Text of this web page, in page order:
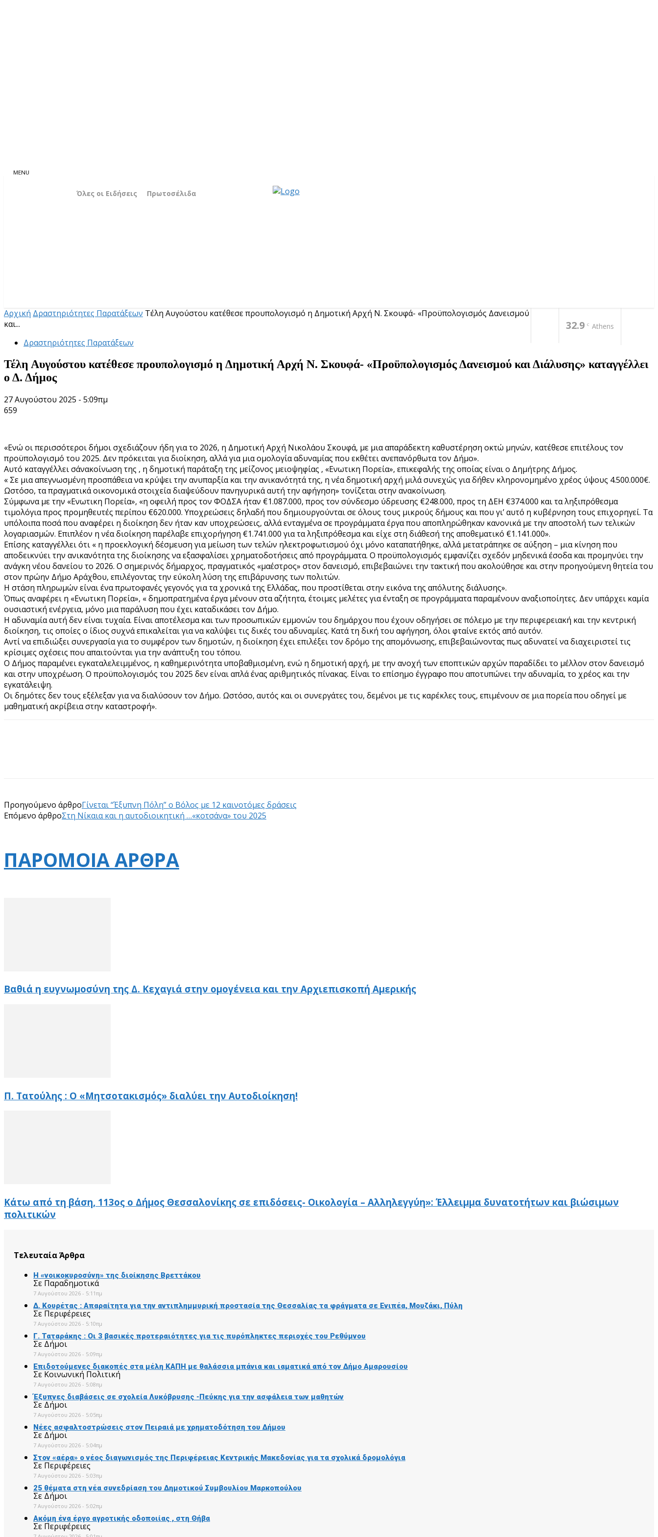
Όλες οι Ειδήσεις Πρωτοσέλιδα
32.9 C Athens
Αρχική Δραστηριότητες Παρατάξεων Τέλη Αυγούστου κατέθεσε προυπολογισμό η Δημοτική Αρχή Ν. Σκουφά- «Προϋπολογισμός Δανεισμού
και...
Δραστηριότητες Παρατάξεων
Τέλη Αυγούστου κατέθεσε προυπολογισμό η Δημοτική Αρχή Ν. Σκουφά- «Προϋπολογισμός Δανεισμού και Διάλυσης» καταγγέλλει
ο Δ. Δήμος
27 Αυγούστου 2025 - 5:09πμ
659
«Ενώ οι περισσότεροι δήμοι σχεδιάζουν ήδη για το 2026, η Δημοτική Αρχή Νικολάου Σκουφά, με μια απαράδεκτη καθυστέρηση οκτώ μηνών, κατέθεσε επιτέλους τον
προϋπολογισμό του 2025. Δεν πρόκειται για διοίκηση, αλλά για μια ομολογία αδυναμίας που εκθέτει ανεπανόρθωτα τον Δήμο».
Αυτό καταγγέλλει σ΄ανακοίνωση της , η δημοτική παράταξη της μείζονος μειοψηφίας , «Ενωτικη Πορεία», επικεφαλής της οποίας είναι ο Δημήτρης Δήμος.
« Σε μια απεγνωσμένη προσπάθεια να κρύψει την ανυπαρξία και την ανικανότητά της, η νέα δημοτική αρχή μιλά συνεχώς για δήθεν κληρονομημένο χρέος ύψους 4.500.000€.
Ωστόσο, τα πραγματικά οικονομικά στοιχεία διαψεύδουν πανηγυρικά αυτή την αφήγηση» τονίζεται στην ανακοίνωση.
Σύμφωνα με την «Ενωτικη Πορεία», «η οφειλή προς τον ΦΟΔΣΑ ήταν €1.087.000, προς τον σύνδεσμο ύδρευσης €248.000, προς τη ΔΕΗ €374.000 και τα ληξιπρόθεσμα
τιμολόγια προς προμηθευτές περίπου €620.000. Υποχρεώσεις δηλαδή που δημιουργούνται σε όλους τους μικρούς δήμους και που γι’ αυτό η κυβέρνηση τους επιχορηγεί. Τα
υπόλοιπα ποσά που αναφέρει η διοίκηση δεν ήταν καν υποχρεώσεις, αλλά ενταγμένα σε προγράμματα έργα που αποπληρώθηκαν κανονικά με την αποστολή των τελικών
λογαριασμών. Επιπλέον η νέα διοίκηση παρέλαβε επιχορήγηση €1.741.000 για τα ληξιπρόθεσμα και είχε στη διάθεσή της αποθεματικό €1.141.000».
Επίσης καταγγέλλει ότι « η προεκλογική δέσμευση για μείωση των τελών ηλεκτροφωτισμού όχι μόνο καταπατήθηκε, αλλά μετατράπηκε σε αύξηση – μια κίνηση που
αποδεικνύει την ανικανότητα της διοίκησης να εξασφαλίσει χρηματοδοτήσεις από προγράμματα. Ο προϋπολογισμός εμφανίζει σχεδόν μηδενικά έσοδα και προμηνύει την
ανάγκη νέου δανείου το 2026. Ο σημερινός δήμαρχος, πραγματικός «μαέστρος» στον δανεισμό, επιβεβαιώνει την τακτική που ακολούθησε και στην προηγούμενη θητεία του
στον πρώην Δήμο Αράχθου, επιλέγοντας την εύκολη λύση της επιβάρυνσης των πολιτών.
Η στάση πληρωμών είναι ένα πρωτοφανές γεγονός για τα χρονικά της Ελλάδας, που προστίθεται στην εικόνα της απόλυτης διάλυσης».
Όπως αναφέρει η «Ενωτικη Πορεία», « δημοπρατημένα έργα μένουν στα αζήτητα, έτοιμες μελέτες για ένταξη σε προγράμματα παραμένουν αναξιοποίητες. Δεν υπάρχει καμία
ουσιαστική ενέργεια, μόνο μια παράλυση που έχει καταδικάσει τον Δήμο.
Η αδυναμία αυτή δεν είναι τυχαία. Είναι αποτέλεσμα και των προσωπικών εμμονών του δημάρχου που έχουν οδηγήσει σε πόλεμο με την περιφερειακή και την κεντρική
διοίκηση, τις οποίες ο ίδιος συχνά επικαλείται για να καλύψει τις δικές του αδυναμίες. Κατά τη δική του αφήγηση, όλοι φταίνε εκτός από αυτόν.
Αντί να επιδιώξει συνεργασία για το συμφέρον των δημοτών, η διοίκηση έχει επιλέξει τον δρόμο της απομόνωσης, επιβεβαιώνοντας πως αδυνατεί να διαχειριστεί τις
κρίσιμες σχέσεις που απαιτούνται για την ανάπτυξη του τόπου.
Ο Δήμος παραμένει εγκαταλελειμμένος, η καθημερινότητα υποβαθμισμένη, ενώ η δημοτική αρχή, με την ανοχή των εποπτικών αρχών παραδίδει το μέλλον στον δανεισμό
και στην υποχρέωση. Ο προϋπολογισμός του 2025 δεν είναι απλά ένας αριθμητικός πίνακας. Είναι το επίσημο έγγραφο που αποτυπώνει την αδυναμία, το χρέος και την
εγκατάλειψη.
Οι δημότες δεν τους εξέλεξαν για να διαλύσουν τον Δήμο. Ωστόσο, αυτός και οι συνεργάτες του, δεμένοι με τις καρέκλες τους, επιμένουν σε μια πορεία που οδηγεί με
μαθηματική ακρίβεια στην καταστροφή».
Προηγούμενο άρθροΓίνεται “Έξυπνη Πόλη” ο Βόλος με 12 καινοτόμες δράσεις
Επόμενο άρθροΣτη Νίκαια και η αυτοδιοικητική …«κοτσάνα» του 2025
ΠΑΡΟΜΟΙΑ ΑΡΘΡΑ
Βαθιά η ευγνωμοσύνη της Δ. Κεχαγιά στην ομογένεια και την Αρχιεπισκοπή Αμερικής
Π. Τατούλης : Ο «Μητσοτακισμός» διαλύει την Αυτοδιοίκηση!
Κάτω από τη βάση, 113ος ο Δήμος Θεσσαλονίκης σε επιδόσεις- Οικολογία – Αλληλεγγύη»: Έλλειμμα δυνατοτήτων και βιώσιμων
πολιτικών
Τελευταία Άρθρα
Η «νοικοκυροσύνη» της διοίκησης Βρεττάκου
Σε Παραδημοτικά
7 Αυγούστου 2026 - 5:11πμ
Δ. Κουρέτας : Απαραίτητα για την αντιπλημμυρική προστασία της Θεσσαλίας τα φράγματα σε Ενιπέα, Μουζάκι, Πύλη
Σε Περιφέρειες
7 Αυγούστου 2026 - 5:10πμ
Γ. Ταταράκης : Οι 3 βασικές προτεραιότητες για τις πυρόπληκτες περιοχές του Ρεθύμνου
Σε Δήμοι
7 Αυγούστου 2026 - 5:09πμ
Επιδοτούμενες διακοπές στα μέλη ΚΑΠΗ με θαλάσσια μπάνια και ιαματικά από τον Δήμο Αμαρουσίου
Σε Κοινωνική Πολιτική
7 Αυγούστου 2026 - 5:08πμ
Έξυπνες διαβάσεις σε σχολεία Λυκόβρυσης -Πεύκης για την ασφάλεια των μαθητών
Σε Δήμοι
7 Αυγούστου 2026 - 5:05πμ
Νέες ασφαλτοστρώσεις στον Πειραιά με χρηματοδότηση του Δήμου
Σε Δήμοι
7 Αυγούστου 2026 - 5:04πμ
Στον «αέρα» ο νέος διαγωνισμός της Περιφέρειας Κεντρικής Μακεδονίας για τα σχολικά δρομολόγια
Σε Περιφέρειες
7 Αυγούστου 2026 - 5:03πμ
25 θέματα στη νέα συνεδρίαση του Δημοτικού Συμβουλίου Μαρκοπούλου
Σε Δήμοι
7 Αυγούστου 2026 - 5:02πμ
Ακόμη ένα έργο αγροτικής οδοποιίας , στη Θήβα
Σε Περιφέρειες